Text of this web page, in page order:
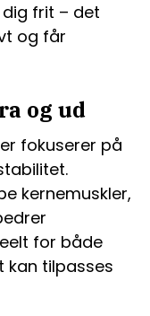
frit – det
og får
og ud
fokuserer på
kernemuskler,
for både
kan tilpasses